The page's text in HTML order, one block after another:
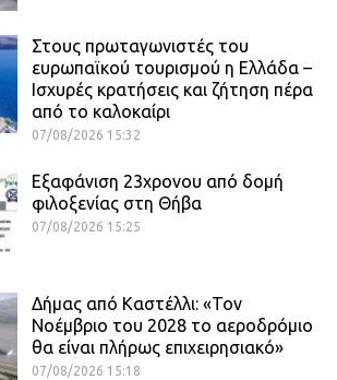
Στους πρωταγωνιστές του
ευρωπαϊκού τουρισμού η Ελλάδα –
Ισχυρές κρατήσεις και ζήτηση πέρα
από το καλοκαίρι
07/08/2026 15:32
Εξαφάνιση 23χρονου από δομή
φιλοξενίας στη Θήβα
07/08/2026 15:25
Δήμας από Καστέλλι: «Τον
Νοέμβριο του 2028 το αεροδρόμιο
θα είναι πλήρως επιχειρησιακό»
07/08/2026 15:18